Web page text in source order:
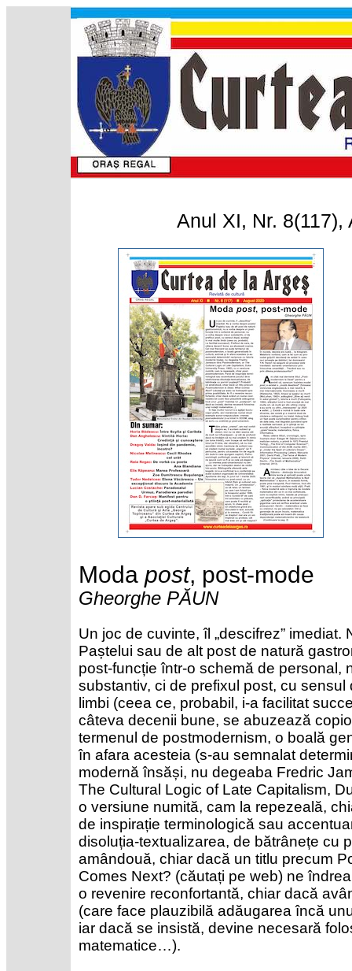
Anul XI, Nr. 8(117),
Moda post, post-mode
Gheorghe PĂUN
Un joc de cuvinte, îl „descifrez”
Paștelui sau de alt post de natură
post-funcție într-o schemă de personal,
substantiv, ci de prefixul post, cu
limbi (ceea ce, probabil, i-a facilitat
câteva decenii bune, se abuzează
termenul de postmodernism, o boală
în afara acesteia (s-au semnalat
modernă însăși, nu degeaba Fredric
The Cultural Logic of Late Capitalism,
o versiune numită, cam la repezeală,
de inspirație terminologică sau
disoluția-textualizarea, de bătrânețe cu
amândouă, chiar dacă un titlu precum
Comes Next? (căutați pe web) ne
o revenire reconfortantă, chiar dacă
(care face plauzibilă adăugarea încă
iar dacă se insistă, devine necesară
matematice…).